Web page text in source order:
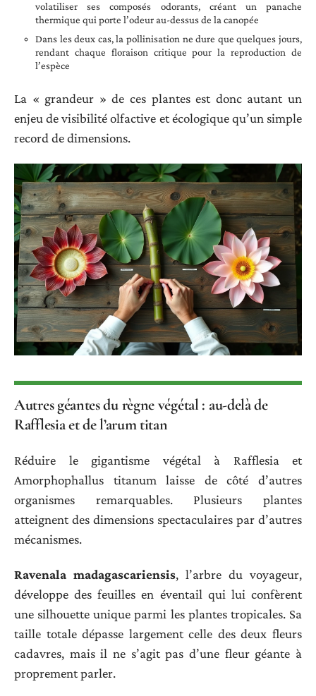
volatiliser ses composés odorants, créant un panache
thermique qui porte l’odeur au-dessus de la canopée
Dans les deux cas, la pollinisation ne dure que quelques jours,
rendant chaque floraison critique pour la reproduction de
l’espèce
La « grandeur » de ces plantes est donc autant un
enjeu de visibilité olfactive et écologique qu’un simple
record de dimensions.
Autres géantes du règne végétal : au-delà de
Rafflesia et de l’arum titan
Réduire le gigantisme végétal à Rafflesia et
Amorphophallus titanum laisse de côté d’autres
organismes remarquables. Plusieurs plantes
atteignent des dimensions spectaculaires par d’autres
mécanismes.
Ravenala madagascariensis, l’arbre du voyageur,
développe des feuilles en éventail qui lui confèrent
une silhouette unique parmi les plantes tropicales. Sa
taille totale dépasse largement celle des deux fleurs
cadavres, mais il ne s’agit pas d’une fleur géante à
proprement parler.